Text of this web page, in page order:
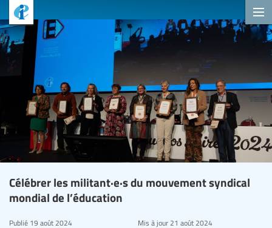
Célébrer les militant·e·s du mouvement syndical
mondial de l’éducation
Publié 19 août 2024 Mis à jour21 août 2024